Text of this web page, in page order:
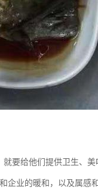
要给他们提供卫生、
企业的暖和，以及属感